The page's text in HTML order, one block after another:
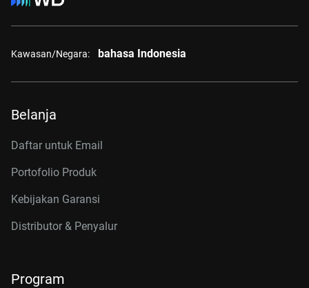
Kawasan/Negara: bahasa Indonesia
Belanja
Daftar untuk Email
Portofolio Produk
Kebijakan Garansi
Distributor & Penyalur
Program